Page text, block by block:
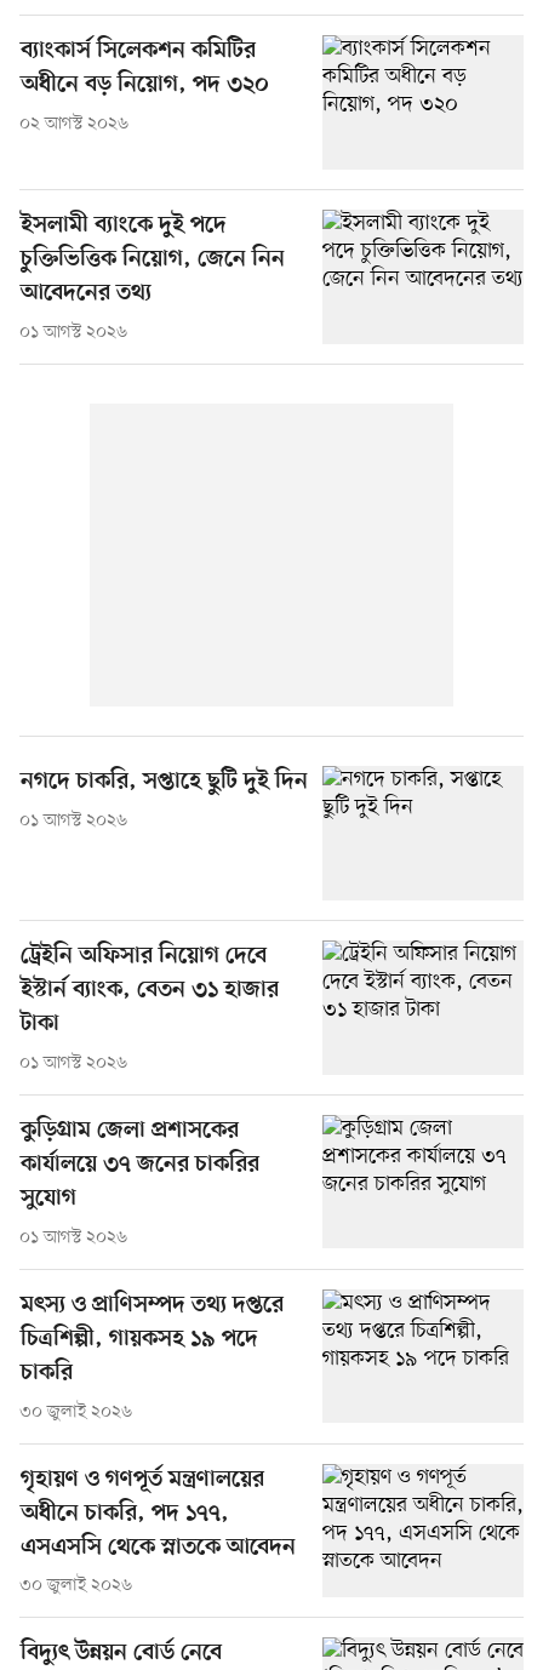
ব্যাংকার্স সিলেকশন কমিটির
অধীনে বড় নিয়োগ, পদ ৩২০
০২ আগস্ট ২০২৬
ইসলামী ব্যাংকে দুই পদে
চুক্তিভিত্তিক নিয়োগ, জেনে নিন
আবেদনের তথ্য
০১ আগস্ট ২০২৬
নগদে চাকরি, সপ্তাহে ছুটি দুই দিন
০১ আগস্ট ২০২৬
ট্রেইনি অফিসার নিয়োগ দেবে
ইস্টার্ন ব্যাংক, বেতন ৩১ হাজার
টাকা
০১ আগস্ট ২০২৬
কুড়িগ্রাম জেলা প্রশাসকের
কার্যালয়ে ৩৭ জনের চাকরির
সুযোগ
০১ আগস্ট ২০২৬
মৎস্য ও প্রাণিসম্পদ তথ্য দপ্তরে
চিত্রশিল্পী, গায়কসহ ১৯ পদে
চাকরি
৩০ জুলাই ২০২৬
গৃহায়ণ ও গণপূর্ত মন্ত্রণালয়ের
অধীনে চাকরি, পদ ১৭৭,
এসএসসি থেকে স্নাতকে আবেদন
৩০ জুলাই ২০২৬
বিদ্যুৎ উন্নয়ন বোর্ড নেবে